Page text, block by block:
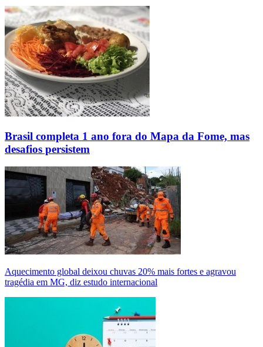
Brasil completa 1 ano fora do Mapa da Fome, mas
desafios persistem
Aquecimento global deixou chuvas 20% mais fortes e agravou
tragédia em MG, diz estudo internacional